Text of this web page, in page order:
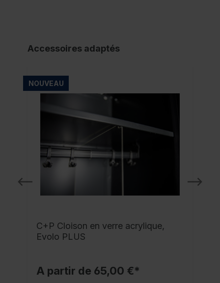
Accessoires adaptés
NOUVEAU
C+P Cloison en verre acrylique,
Evolo PLUS
A partir de 65,00 €*